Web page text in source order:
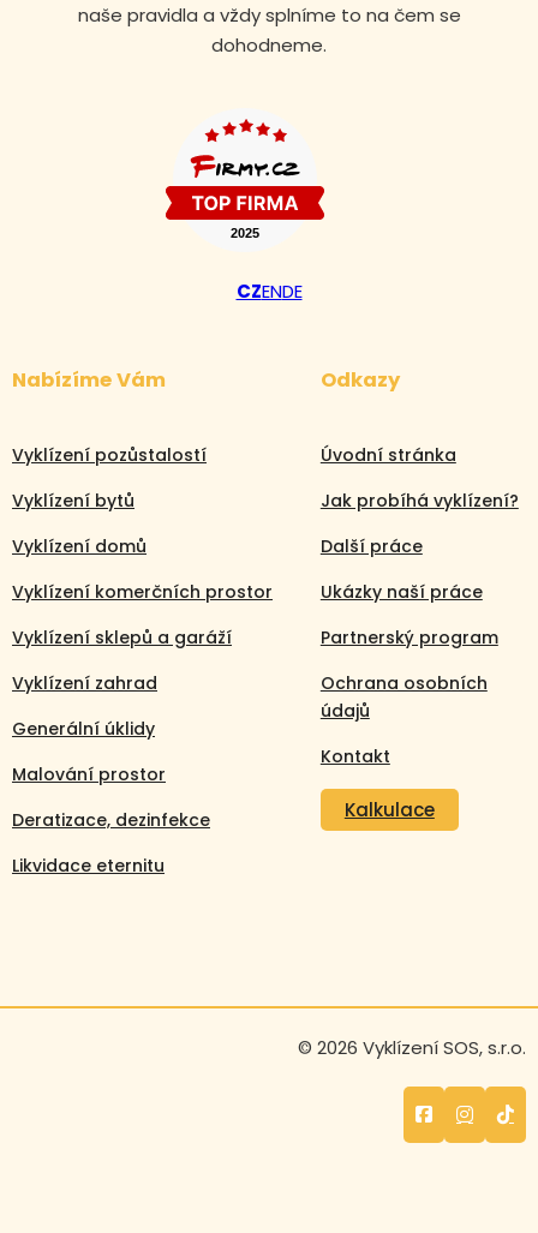
naše pravidla a vždy splníme to na čem se
dohodneme.
CZENDE
Nabízíme Vám
Vyklízení pozůstalostí
Vyklízení bytů
Vyklízení domů
Vyklízení komerčních prostor
Vyklízení sklepů a garáží
Vyklízení zahrad
Generální úklidy
Malování prostor
Deratizace, dezinfekce
Likvidace eternitu
Odkazy
Úvodní stránka
Jak probíhá vyklízení?
Další práce
Ukázky naší práce
Partnerský program
Ochrana osobních
údajů
Kontakt
Kalkulace
© 2026 Vyklízení SOS, s.r.o.